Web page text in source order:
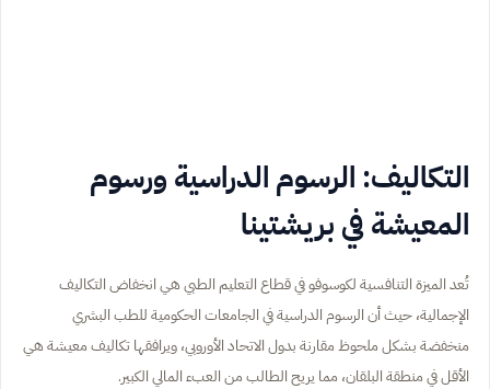
التكاليف: الرسوم الدراسية ورسوم
المعيشة في بريشتينا
تُعد الميزة التنافسية لكوسوفو في قطاع التعليم الطبي هي انخفاض التكاليف
الإجمالية، حيث أن الرسوم الدراسية في الجامعات الحكومية للطب البشري
منخفضة بشكل ملحوظ مقارنة بدول الاتحاد الأوروبي، ويرافقها تكاليف معيشة هي
الأقل في منطقة البلقان، مما يريح الطالب من العبء المالي الكبير.